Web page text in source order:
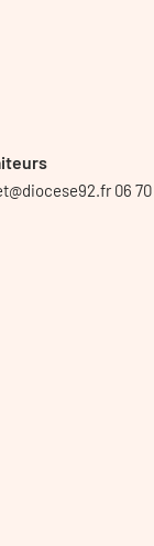
06 70